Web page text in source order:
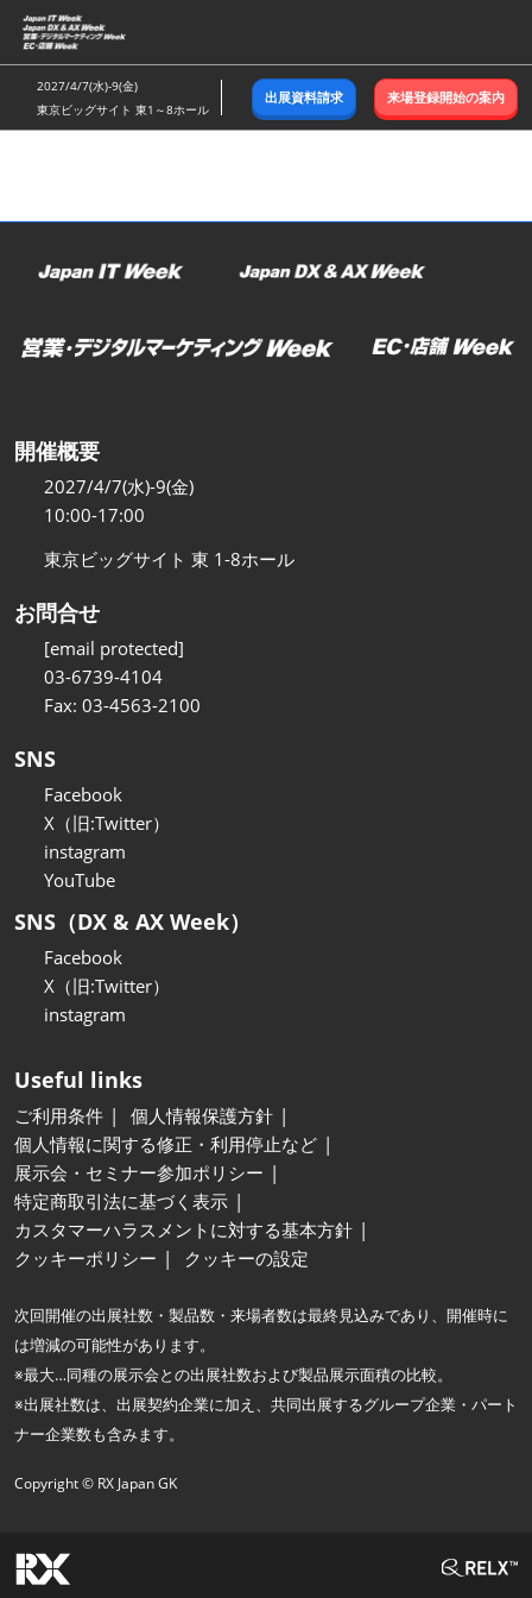
ス
キ
ッ
し
む
2027/4/7(水)-9(金)
東京ビッグサイト 東1～8ホール
出展資料請求 来場登録開始の案内
開催概要
2027/4/7(水)-9(金)
10:00-17:00
東京ビッグサイト 東 1-8ホール
お問合せ
[email protected]
03-6739-4104
Fax: 03-4563-2100
SNS
Facebook
X（旧:Twitter）
instagram
YouTube
SNS（DX & AX Week）
Facebook
X（旧:Twitter）
instagram
Useful links
ご利用条件
個人情報保護方針
個人情報に関する修正・利用停止など
展示会・セミナー参加ポリシー
特定商取引法に基づく表示
カスタマーハラスメントに対する基本方針
クッキーポリシー
クッキーの設定
次回開催の出展社数・製品数・来場者数は最終見込みであり、開催時に
は増減の可能性があります。
※最大…同種の展示会との出展社数および製品展示面積の比較。
※出展社数は、出展契約企業に加え、共同出展するグループ企業・パート
ナー企業数も含みます。
Copyright © RX Japan GK